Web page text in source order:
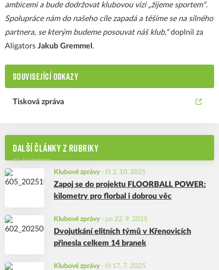
DALŠÍ ČLÁNKY Z RUBRIKY
Klubové zprávy - čt 2. 10. 2025
Zapoj se do projektu FLOORBALL POWER:
kilometry pro florbal i dobrou věc
Klubové zprávy - po 22. 9. 2025
Dvojutkání elitních týmů v Křenovicích
přinesla celkem 14 branek
Klubové zprávy - čt 17. 7. 2025
ambicemi a bude dodržovat klubovou vizi „žijeme sportem“.
Spolupráce nám do našeho cíle zapadá a těšíme se na silného
partnera, se kterým budeme posouvat náš klub,“doplnil za
Aligators Jakub Gremmel .
SOUVISEJÍCÍ ODKAZY
Tisková zpráva